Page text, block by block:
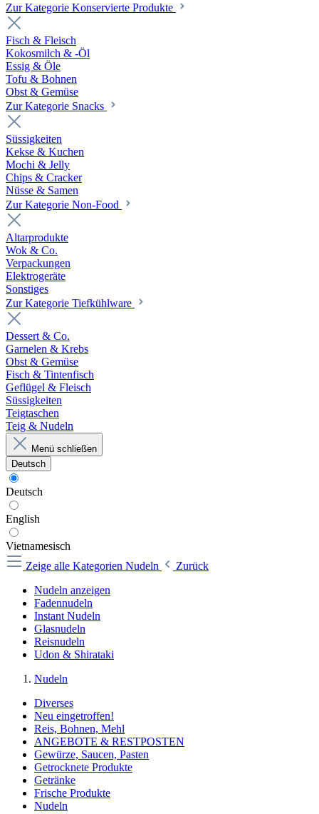
Zur Kategorie Konservierte Produkte
Fisch & Fleisch
Kokosmilch & -Öl
Essig & Öle
Tofu & Bohnen
Obst & Gemüse
Zur Kategorie Snacks
Süssigkeiten
Kekse & Kuchen
Mochi & Jelly
Chips & Cracker
Nüsse & Samen
Zur Kategorie Non-Food
Altarprodukte
Wok & Co.
Verpackungen
Elektrogeräte
Sonstiges
Zur Kategorie Tiefkühlware
Dessert & Co.
Garnelen & Krebs
Obst & Gemüse
Fisch & Tintenfisch
Geflügel & Fleisch
Süssigkeiten
Teigtaschen
Teig & Nudeln
Menü schließen
Deutsch
Deutsch
English
Vietnamesisch
Zeige alle Kategorien Nudeln
Zurück
Nudeln anzeigen
Fadennudeln
Instant Nudeln
Glasnudeln
Reisnudeln
Udon & Shirataki
Nudeln
Diverses
Neu eingetroffen!
Reis, Bohnen, Mehl
ANGEBOTE & RESTPOSTEN
Gewürze, Saucen, Pasten
Getrocknete Produkte
Getränke
Frische Produkte
Nudeln